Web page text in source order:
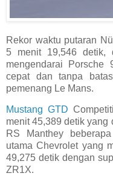
Rekor waktu putaran
5 menit 19,546 detik,
mengendarai
cepat dan tanpa
pemenang Le Mans.​​​​​​​
Mustang GTD
menit 45,389 detik yang
RS Manthey
utama Chevrolet yang
49,275 detik​​​​​​​ dengan
ZR1X.